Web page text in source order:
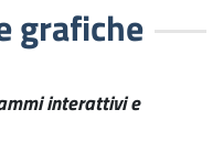
grafiche
interattivi e